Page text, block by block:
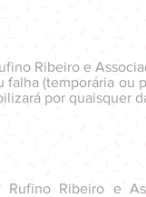
Ribeiro e
falha (temporária
por quaisquer
Rufino Ribeiro e